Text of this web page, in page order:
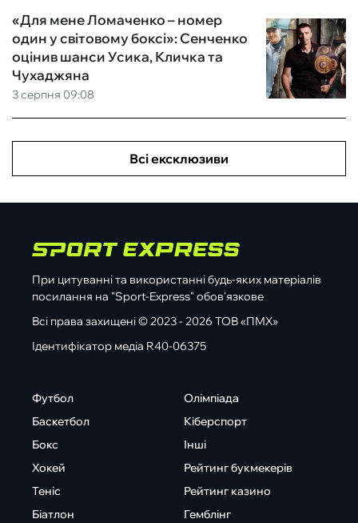
3 серпня 09:08
«Для мене Ломаченко – номер
один у світовому боксі»: Сенченко
оцінив шанси Усика, Кличка та
Чухаджяна
Всі ексклюзиви
При цитуванні та використанні будь-яких матеріалів
посилання на "Sport-Express" обов'язкове
Всі права захищені © 2023 - 2026 ТОВ «ПМХ»
Ідентифікатор медіа R40-06375
Футбол
Баскетбол
Бокс
Хокей
Теніс
Біатлон
Олімпіада
Кіберспорт
Інші
Рейтинг букмекерів
Рейтинг казино
Гемблінг